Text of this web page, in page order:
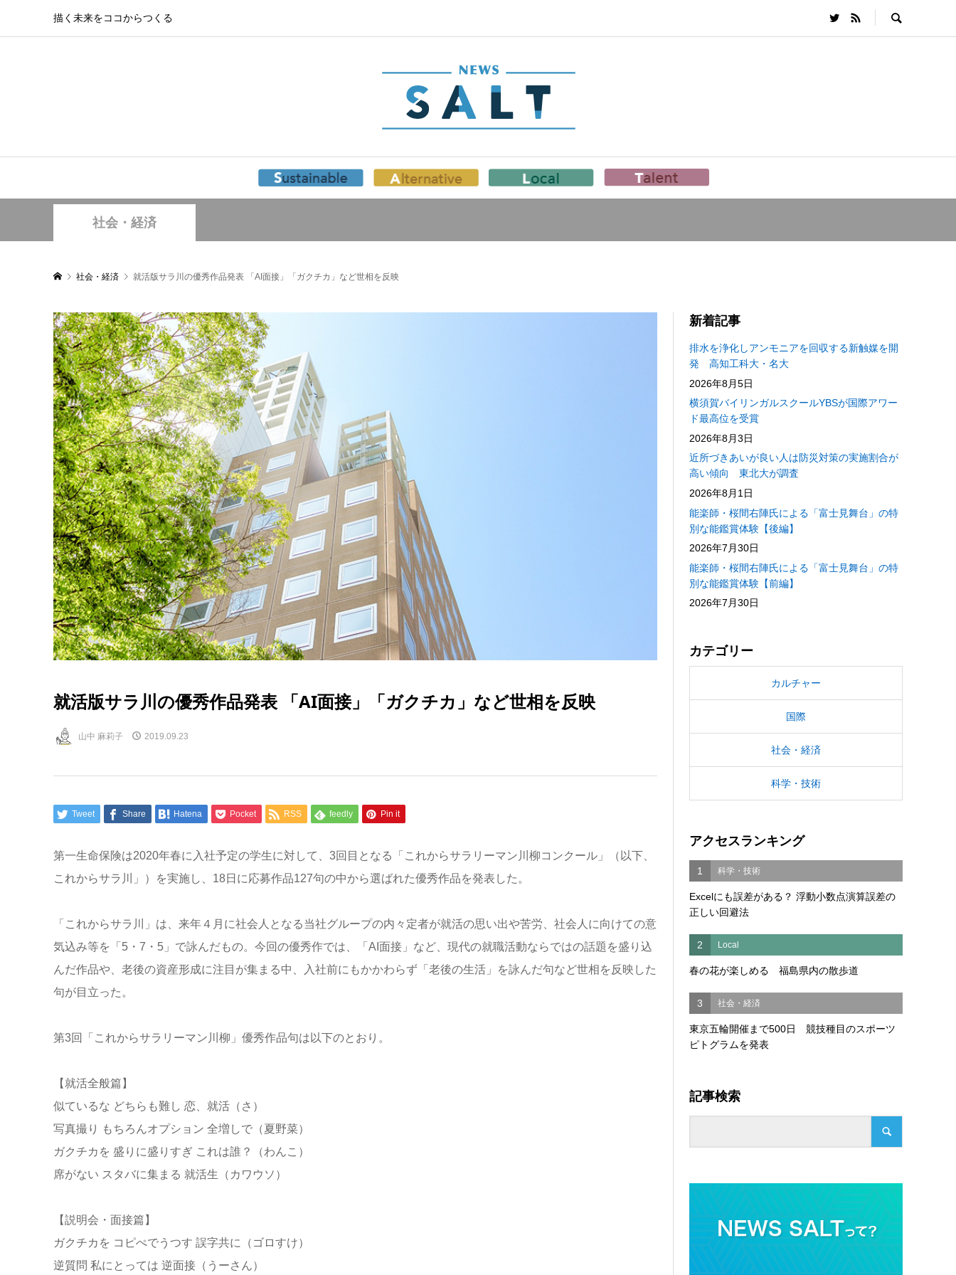
描く未来をココからつくる
社会・経済
社会・経済 就活版サラ川の優秀作品発表 「AI面接」「ガクチカ」など世相を反映
就活版サラ川の優秀作品発表 「AI面接」「ガクチカ」など世相を反映
山中 麻莉子 2019.09.23
Tweet Share Hatena Pocket RSS feedly Pin it
第一生命保険は2020年春に入社予定の学生に対して、3回目となる「これからサラリーマン川柳コンクール」（以下、
これからサラ川」）を実施し、18日に応募作品127句の中から選ばれた優秀作品を発表した。
「これからサラ川」は、来年４月に社会人となる当社グループの内々定者が就活の思い出や苦労、社会人に向けての意
気込み等を「5・7・5」で詠んだもの。今回の優秀作では、「AI面接」など、現代の就職活動ならではの話題を盛り込
んだ作品や、老後の資産形成に注目が集まる中、入社前にもかかわらず「老後の生活」を詠んだ句など世相を反映した
句が目立った。
第3回「これからサラリーマン川柳」優秀作品句は以下のとおり。
【就活全般篇】
似ているな どちらも難し 恋、就活（さ）
写真撮り もちろんオプション 全増しで（夏野菜）
ガクチカを 盛りに盛りすぎ これは誰？（わんこ）
席がない スタバに集まる 就活生（カワウソ）
【説明会・面接篇】
ガクチカを コピぺでうつす 誤字共に（ゴロすけ）
逆質問 私にとっては 逆面接（うーさん）
新着記事
排水を浄化しアンモニアを回収する新触媒を開
発 高知工科大・名大
2026年8月5日
横須賀バイリンガルスクールYBSが国際アワー
ド最高位を受賞
2026年8月3日
近所づきあいが良い人は防災対策の実施割合が
高い傾向 東北大が調査
2026年8月1日
能楽師・桜間右陣氏による「富士見舞台」の特
別な能鑑賞体験【後編】
2026年7月30日
能楽師・桜間右陣氏による「富士見舞台」の特
別な能鑑賞体験【前編】
2026年7月30日
カテゴリー
カルチャー
国際
社会・経済
科学・技術
アクセスランキング
1 科学・技術
Excelにも誤差がある？ 浮動小数点演算誤差の
正しい回避法
2 Local
春の花が楽しめる 福島県内の散歩道
3 社会・経済
東京五輪開催まで500日 競技種目のスポーツ
ピトグラムを発表
記事検索